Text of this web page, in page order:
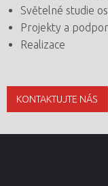
Světelné studie
Projekty a
Realizace
KONTAKTUJTE NÁS